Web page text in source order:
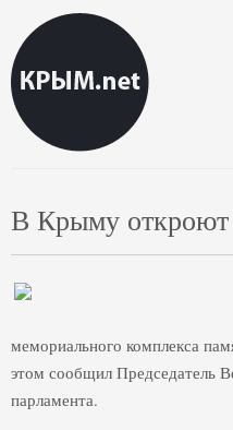
В Крыму откроют
мемориального комплекса
этом сообщил Председатель
парламента.